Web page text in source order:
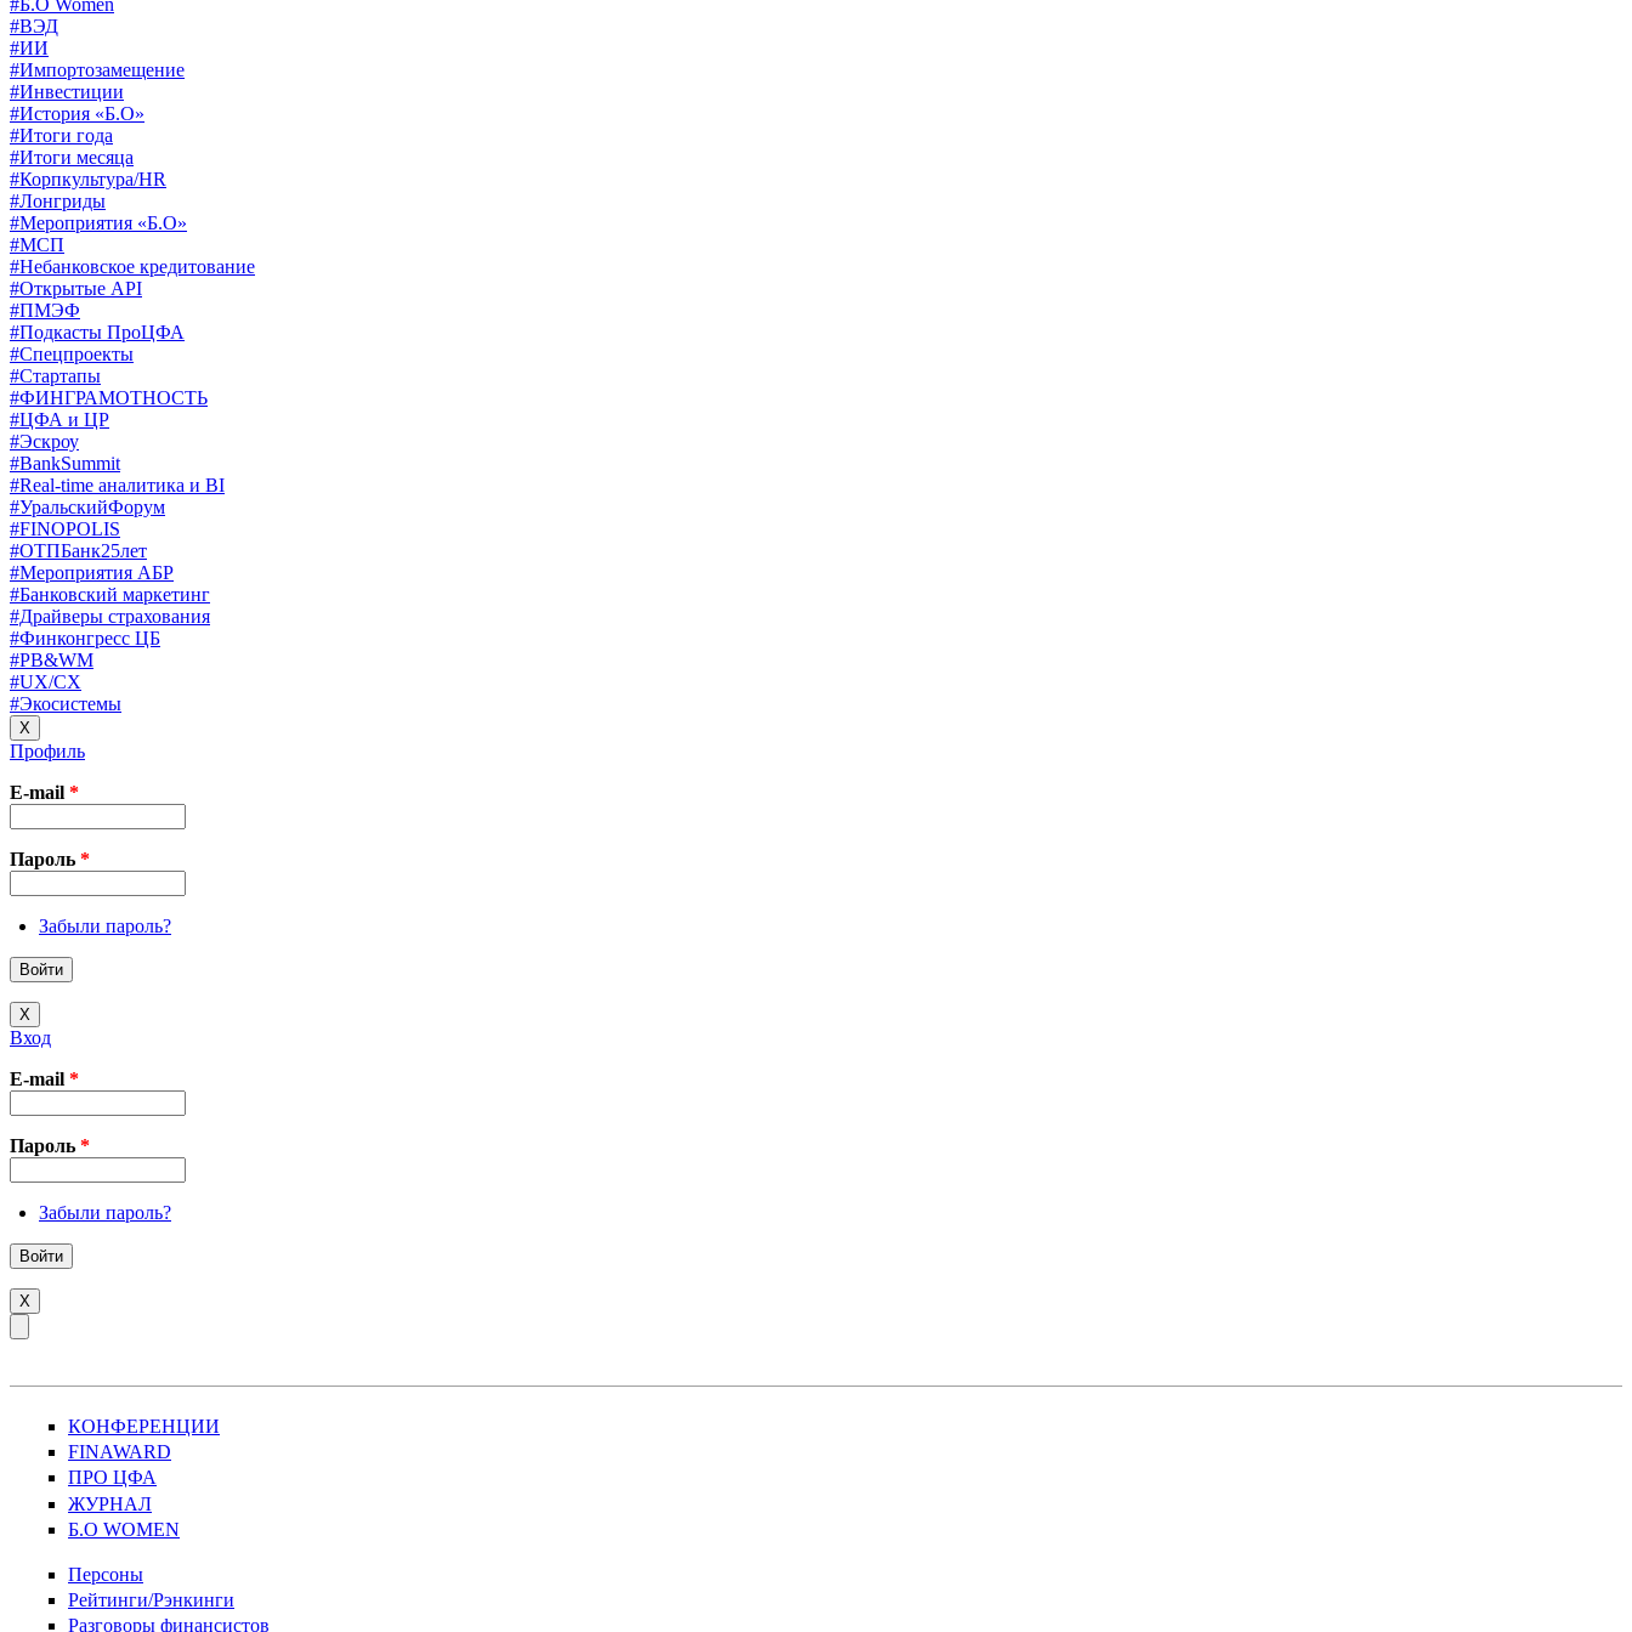
#ВЭД
#ИИ
#Импортозамещение
#Инвестиции
#История «Б.О»
#Итоги года
#Итоги месяца
#Корпкультура/HR
#Лонгриды
#Мероприятия «Б.О»
#МСП
#Небанковское кредитование
#Открытые API
#ПМЭФ
#Подкасты ПроЦФА
#Спецпроекты
#Стартапы
#ФИНГРАМОТНОСТЬ
#ЦФА и ЦР
#Эскроу
#BankSummit
#Real-time аналитика и BI
#УральскийФорум
#FINOPOLIS
#ОТПБанк25лет
#Мероприятия АБР
#Банковский маркетинг
#Драйверы страхования
#Финконгресс ЦБ
#PB&WM
#UX/CX
#Экосистемы
X
Профиль
E-mail *
Пароль *
Забыли пароль?
X
Вход
E-mail *
Пароль *
Забыли пароль?
X
КОНФЕРЕНЦИИ
FINAWARD
ПРО ЦФА
ЖУРНАЛ
Б.О WOMEN
Персоны
Рейтинги/Рэнкинги
Разговоры финансистов